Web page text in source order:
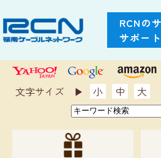
RCNの
サポー
文字サイズ ▶︎ 小 中 大